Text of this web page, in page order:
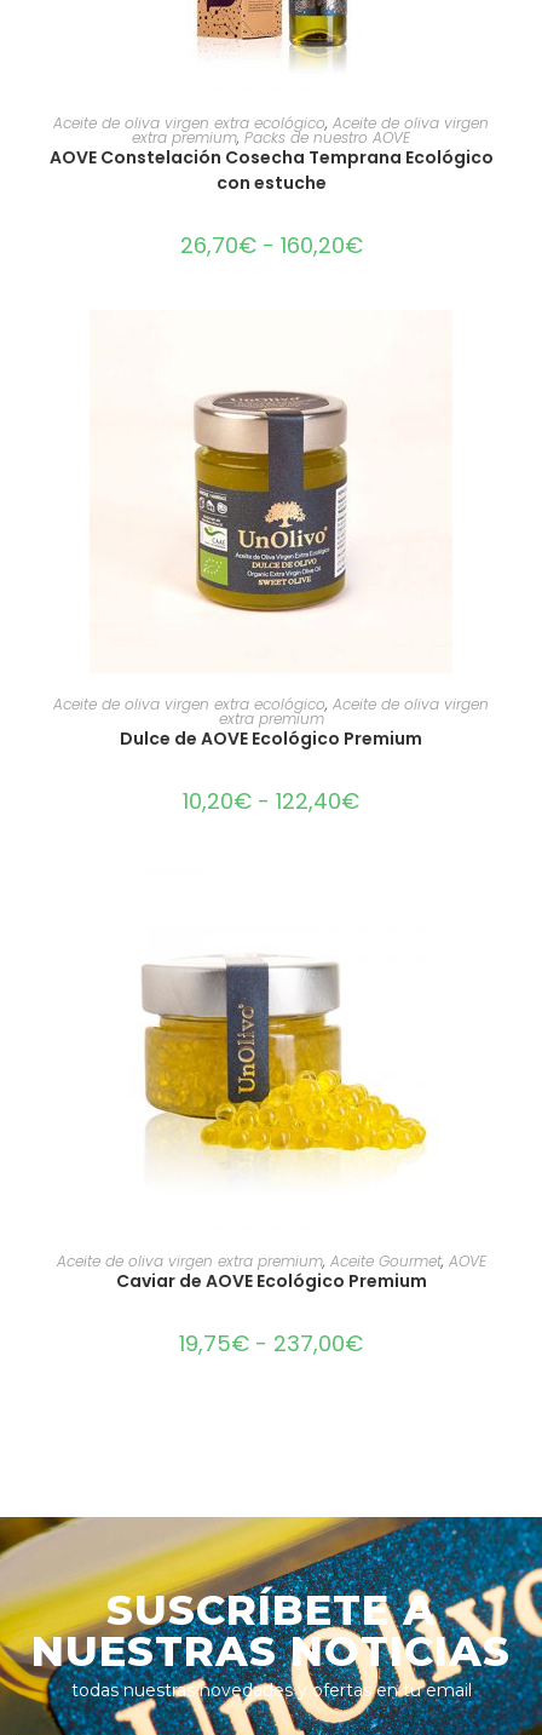
SELECCIONAR OPCIONES
Aceite de oliva virgen extra ecológico, Aceite de oliva virgen
extra premium, Packs de nuestro AOVE
AOVE Constelación Cosecha Temprana Ecológico
con estuche
26,70€ - 160,20€
SELECCIONAR OPCIONES
Aceite de oliva virgen extra ecológico, Aceite de oliva virgen
extra premium
Dulce de AOVE Ecológico Premium
10,20€ - 122,40€
SELECCIONAR OPCIONES
Aceite de oliva virgen extra premium, Aceite Gourmet, AOVE
Caviar de AOVE Ecológico Premium
19,75€ - 237,00€
SUSCRÍBETE A
NUESTRAS NOTICIAS
todas nuestras novedades y ofertas en tu email